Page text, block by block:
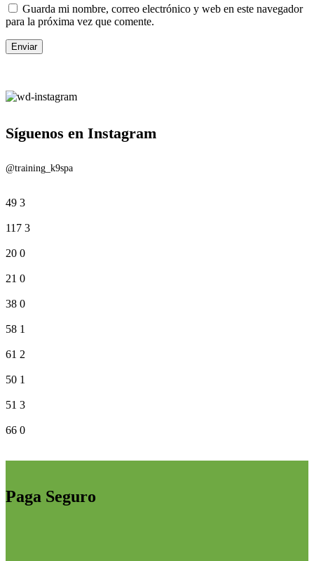
Guarda mi nombre, correo electrónico y web en este navegador
para la próxima vez que comente.
Síguenos en Instagram
@training_k9spa
49 3
117 3
20 0
21 0
38 0
58 1
61 2
50 1
51 3
66 0
Paga Seguro